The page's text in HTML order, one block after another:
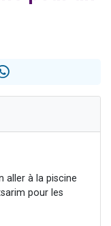
2 personnes viennent de nous rejoindre sur WhatsApp
aller à la piscine
pour les